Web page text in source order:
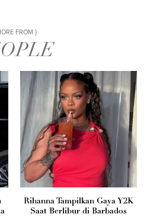
FROM
Rihanna Tampilkan Gaya Y2K
Saat Berlibur di Barbados